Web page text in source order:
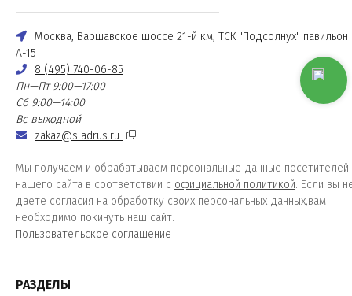
Москва, Варшавское шоссе 21-й км, ТСК "Подсолнух" павильон
А-15
8 (495) 740-06-85
Пн—Пт 9:00—17:00
Сб 9:00—14:00
Вс выходной
zakaz@sladrus.ru
Мы получаем и обрабатываем персональные данные посетителей
нашего сайта в соответствии с официальной политикой. Если вы
даете согласия на обработку своих персональных данных,вам
необходимо покинуть наш сайт.
Пользовательское соглашение
РАЗДЕЛЫ